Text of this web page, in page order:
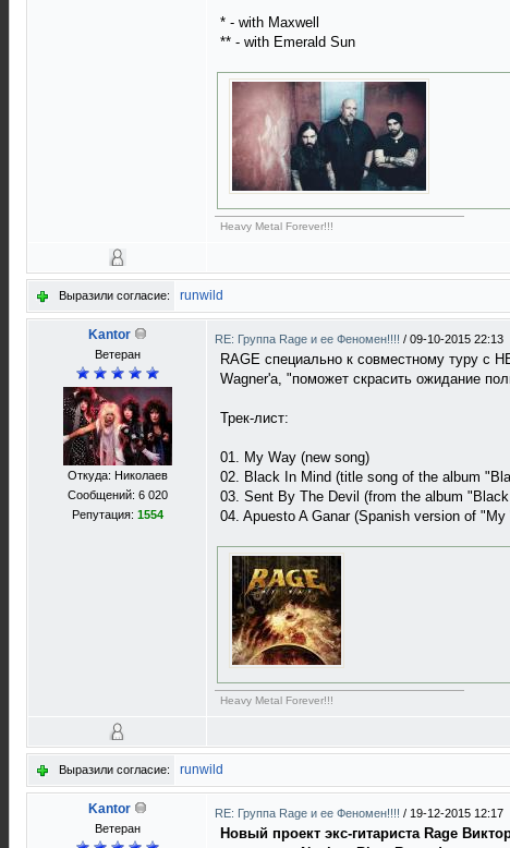
* - with Maxwell
** - with Emerald Sun
Heavy Metal Forever!!!
Выразили согласие: runwild
Kantor
Ветеран
Откуда: Николаев
Сообщений: 6 020
Репутация: 1554
RE: Группа Rage и ее Феномен!!!! / 09-10-2015 22:13
RAGE специально к совместному туру с
Wagner'a, "поможет скрасить ожидание
Трек-лист:
01. My Way (new song)
02. Black In Mind (title song of the album
03. Sent By The Devil (from the album
04. Apuesto A Ganar (Spanish version of "My
Heavy Metal Forever!!!
Выразили согласие: runwild
Kantor
Ветеран
RE: Группа Rage и ее Феномен!!!! / 19-12-2015 12:17
Новый проект экс-гитариста Rage